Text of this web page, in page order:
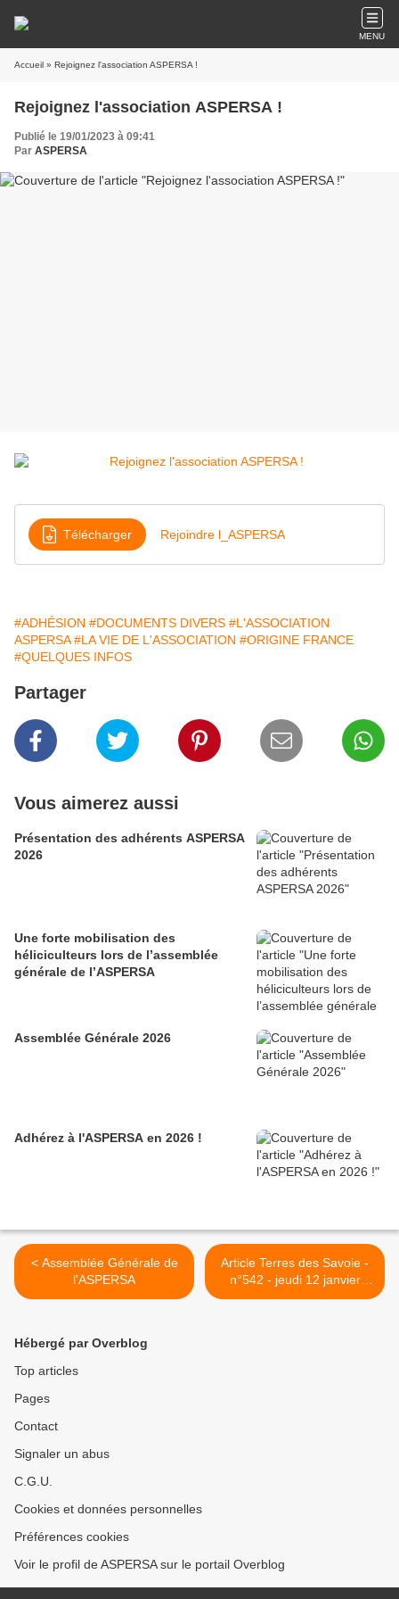
MENU
Accueil » Rejoignez l'association ASPERSA !
Rejoignez l'association ASPERSA !
Publié le 19/01/2023 à 09:41
Par ASPERSA
Télécharger Rejoindre l_ASPERSA
#ADHÉSION #DOCUMENTS DIVERS #L'ASSOCIATION
ASPERSA #LA VIE DE L'ASSOCIATION #ORIGINE FRANCE
#QUELQUES INFOS
Partager
Vous aimerez aussi
Présentation des adhérents ASPERSA
2026
Une forte mobilisation des
héliciculteurs lors de l’assemblée
générale de l’ASPERSA
Assemblée Générale 2026
Adhérez à l'ASPERSA en 2026 !
< Assemblée Générale de
l'ASPERSA
Article Terres des Savoie -
n°542 - jeudi 12 janvier
2023 >
Hébergé par Overblog
Top articles
Pages
Contact
Signaler un abus
C.G.U.
Cookies et données personnelles
Préférences cookies
Voir le profil de ASPERSA sur le portail Overblog